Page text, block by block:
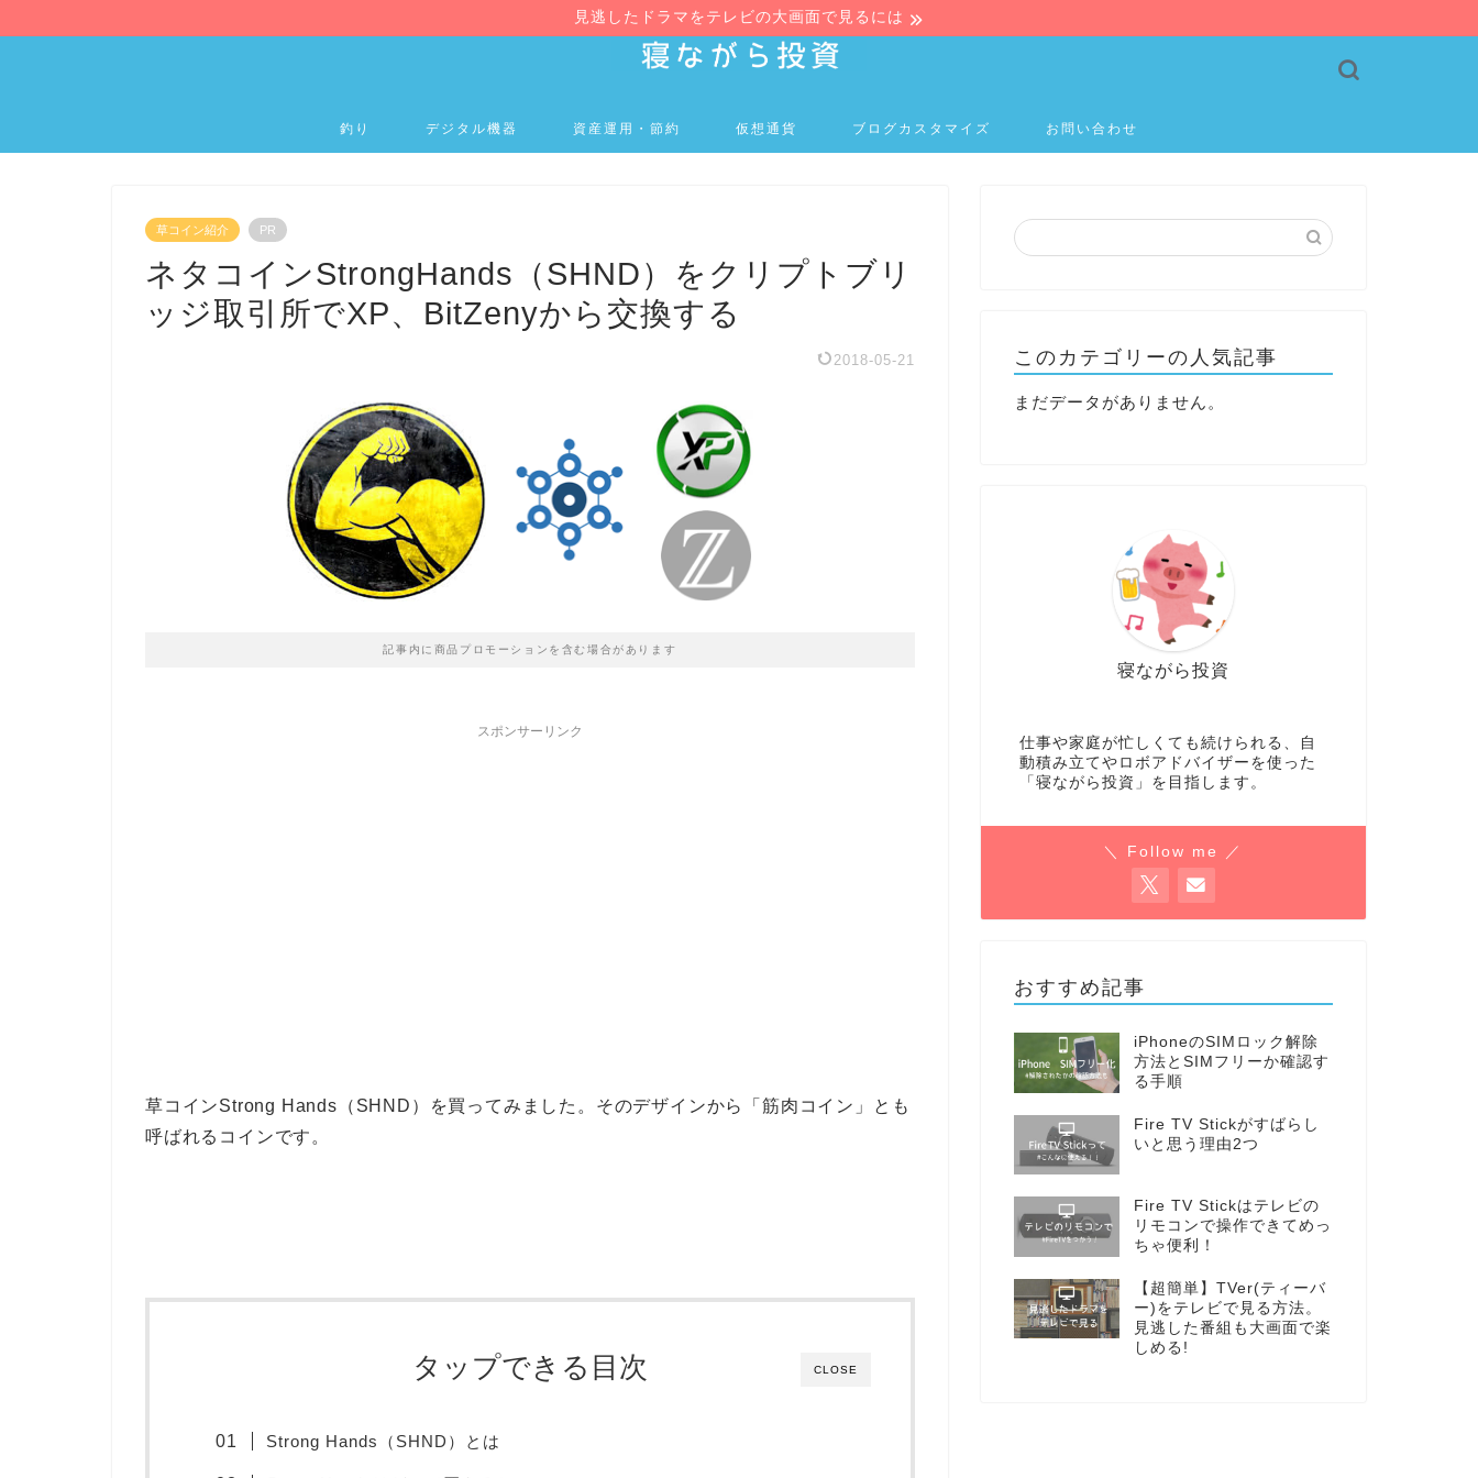
見逃したドラマをテレビの大画面で見るには
釣り デジタル機器 資産運用・節約 仮想通貨 ブログカスタマイズ お問い合わせ
草コイン紹介 PR
ネタコインStrongHands（SHND）をクリプトブリ
ッジ取引所でXP、BitZenyから交換する
2018-05-21
記事内に商品プロモーションを含む場合があります
スポンサーリンク
草コインStrong Hands（SHND）を買ってみました。そのデザインから「筋肉コイン」とも
呼ばれるコインです。
CLOSE
タップできる目次
Strong Hands（SHND）とは
このカテゴリーの人気記事
まだデータがありません。
寝ながら投資
仕事や家庭が忙しくても続けられる、自
動積み立てやロボアドバイザーを使った
「寝ながら投資」を目指します。
＼ Follow me ／
おすすめ記事
iPhoneのSIMロック解除
方法とSIMフリーか確認す
る手順
Fire TV Stickがすばらし
いと思う理由2つ
Fire TV Stickはテレビの
リモコンで操作できてめっ
ちゃ便利！
【超簡単】TVer(ティーバ
ー)をテレビで見る方法。
見逃した番組も大画面で楽
しめる!